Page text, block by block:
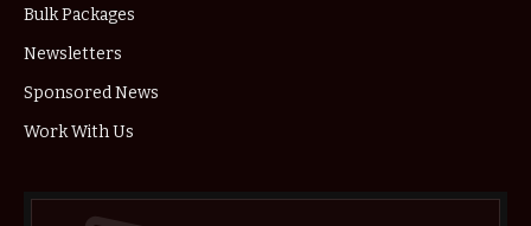
Bulk Packages
Newsletters
Sponsored News
Work With Us